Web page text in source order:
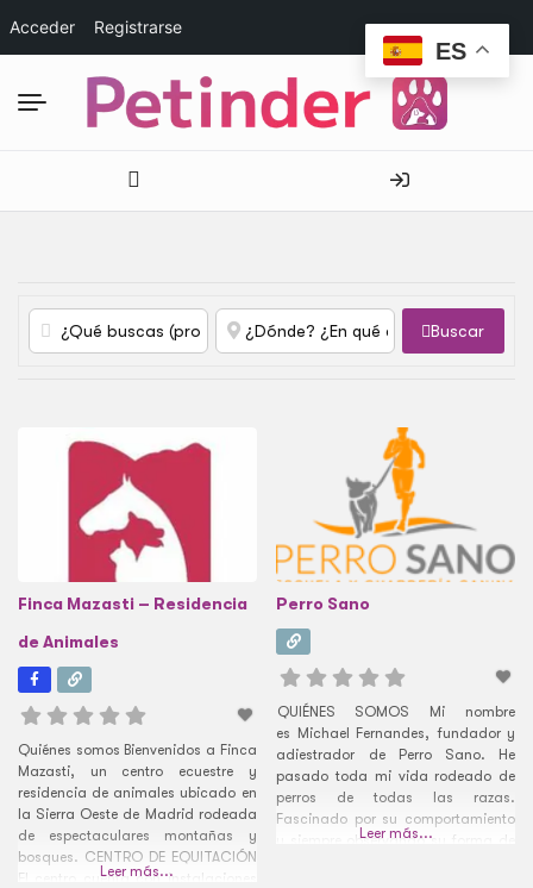
Acceder Registrarse
Buscar
Finca Mazasti – Residencia
de Animales
Quiénes somos Bienvenidos a Finca
Mazasti, un centro ecuestre y
residencia de animales ubicado en
la Sierra Oeste de Madrid rodeada
de espectaculares montañas y
bosques. CENTRO DE EQUITACIÓN
El centro cuenta con instalaciones
Leer más...
Perro Sano
QUIÉNES SOMOS Mi nombre
es Michael Fernandes, fundador y
adiestrador de Perro Sano. He
pasado toda mi vida rodeado de
perros de todas las razas.
Fascinado por su comportamiento
y siempre observando su forma de
Leer más...
ES